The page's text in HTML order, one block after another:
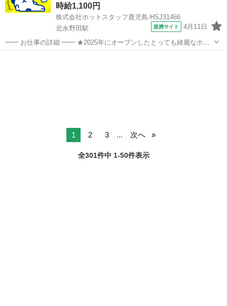
時給1,100円
株式会社ホットスタッフ鹿児島-HSJ31466
北永野田駅
提携サイト 4月11日
━━ お仕事の詳細 ━━ ★2025年にオープンしたとっても綺麗なホテ
ル! 20代〜50代の男女スタッフさんが大活躍中です◎ 家事の延長でも
1 2 3 ... 次へ
全301件中 1-50件表示